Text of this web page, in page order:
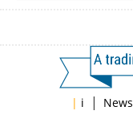
| i | News